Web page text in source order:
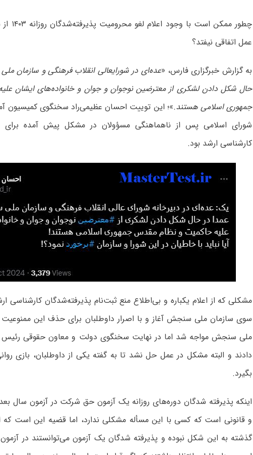
چطور
عمل اتفاقی نیفتد؟
به گزارش خبرگزاری فارس، «عده‌ای در شورایعالی انقلاب فرهنگی و سازمان
حال شکل دادن لشکری از معترضین نوجوان و جوان و خانواده‌های ایشان
جمهوری اسلامی هستند.»؛ این توییت احسان عظیمی‌راد سخنگوی
شورای اسلامی پس از ناهماهنگی مسؤولان در مشکل پیش آمده برای
کارشناسی ارشد بود.
سوی سازمان ملی سنجش آغاز و با اصرار داوطلبان برای حذف این ممنوعیت
ملی سنجش مواجه شد اما در نهایت سخنگوی دولت و معاون حقوقی
دادند و البته مشکل در عمل حل نشد تا به گفته یکی از داوطلبان، بازی
بگیرد.
اینکه پذیرفته شدگان دوره‌های روزانه یک آزمون حق شرکت در آزمون سال
و قانونی است که کسی با این مسأله مشکلی ندارد، اما قضیه این است
گذشته به این شکل نبوده و پذیرفته شدگان یک آزمون می‌توانستند در